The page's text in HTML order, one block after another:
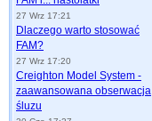
27 Wrz 17:21
Dlaczego warto stosować
FAM?
27 Wrz 17:20
Creighton Model System -
zaawansowana obserwacja
śluzu